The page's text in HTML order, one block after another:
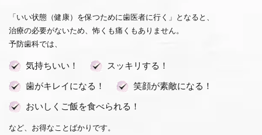
「いい状態（健康）を保つために歯医者に行く」となると、
治療の必要がないため、怖くも痛くもありません。
予防歯科では、
気持ちいい！
スッキリする！
歯がキレイになる！
笑顔が素敵になる！
おいしくご飯を食べられる！
など、お得なことばかりです。